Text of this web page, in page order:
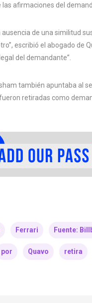
las afirmaciones del
ausencia de una similitud
escribió el abogado de
del demandante”.
también apuntaba al
retiradas como
Ferrari Fuente:
por Quavo retira